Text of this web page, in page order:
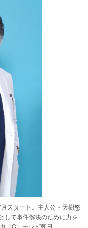
スタート。主人公・天樹悠
して事件解決のために力を
（C）テレビ朝日